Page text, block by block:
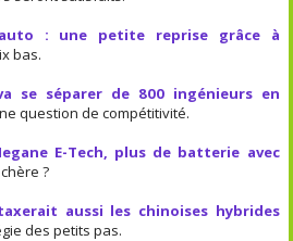
: une petite reprise grâce à
bas.
se séparer de 800 ingénieurs en
question de compétitivité.
E-Tech, plus de batterie avec
?
aussi les chinoises hybrides
des petits pas.